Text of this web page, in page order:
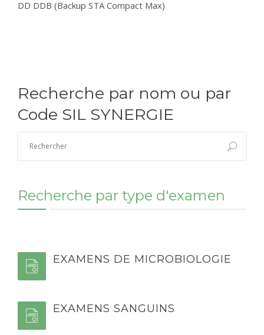
DD DDB (Backup STA Compact Max)
Recherche par nom ou par
Code SIL SYNERGIE
Recherche par type d'examen
EXAMENS DE MICROBIOLOGIE
EXAMENS SANGUINS